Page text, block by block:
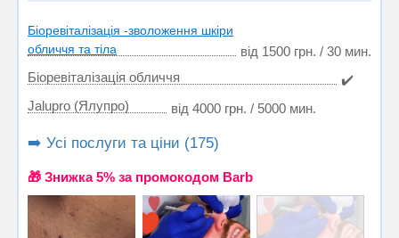
Біоревіталізація -зволоження шкіри
обличчя та тіла
від 1500 грн. / 30 мин.
Біоревіталізація обличчя
✔️
Jalupro (Ялупро)
від 4000 грн. / 5000 мин.
➡️ Усі послуги та ціни (175)
🎁 Знижка 5% за промокодом Barb